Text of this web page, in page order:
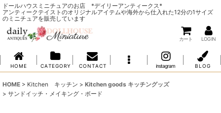
ドールハウスミニチュアのお店 *デイリーアンティークス*
アンティークテイストのオリジナルアイテムや海外から仕入れた12分の1サイズ
のミニチュアを販売しています
カート LOG IN
H O M E C A T E G O R Y C O N T A C T instagram B L O G
HOME > Kitchen キッチン > Kitchen goods キッチングッズ
> サンドイッチ・メイキング・ボード